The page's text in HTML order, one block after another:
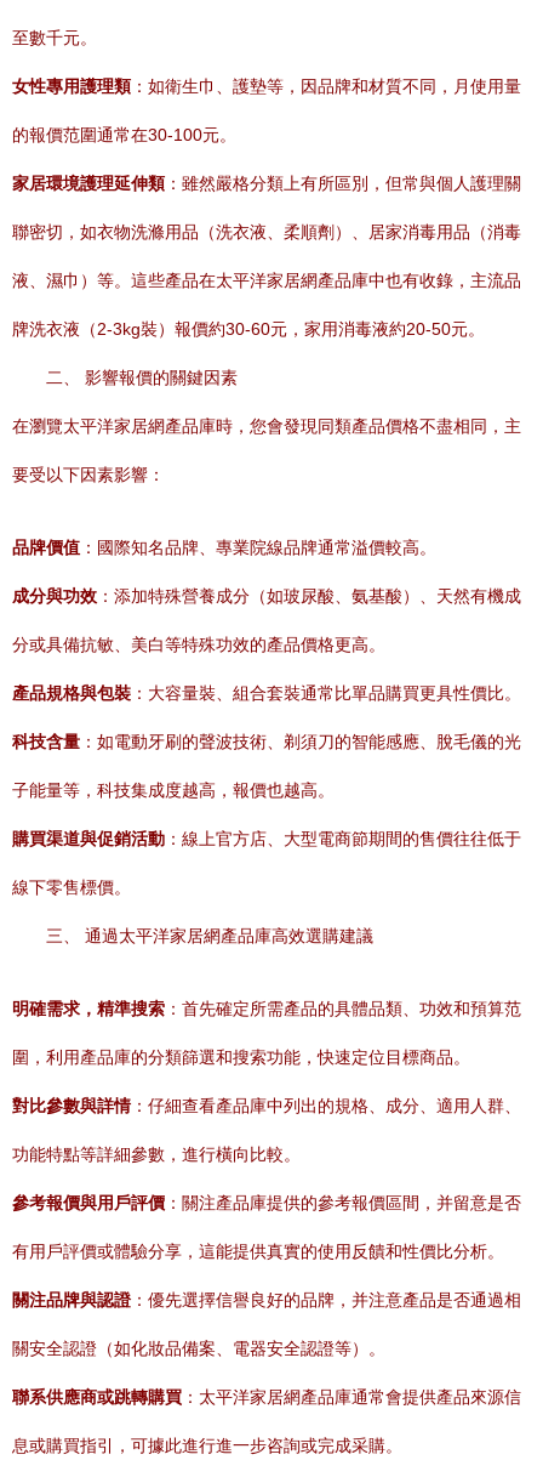
至數千元。
女性專用護理類 ：如衛生巾、護墊等，因品牌和材質不同，月使用量
的報價范圍通常在30-100元。
家居環境護理延伸類 ：雖然嚴格分類上有所區別，但常與個人護理關
聯密切，如衣物洗滌用品（洗衣液、柔順劑）、居家消毒用品（消毒
液、濕巾）等。這些產品在太平洋家居網產品庫中也有收錄，主流品
牌洗衣液（2-3kg裝）報價約30-60元，家用消毒液約20-50元。
二、 影響報價的關鍵因素
在瀏覽太平洋家居網產品庫時，您會發現同類產品價格不盡相同，主
要受以下因素影響：
品牌價值 ：國際知名品牌、專業院線品牌通常溢價較高。
成分與功效 ：添加特殊營養成分（如玻尿酸、氨基酸）、天然有機成
分或具備抗敏、美白等特殊功效的產品價格更高。
產品規格與包裝 ：大容量裝、組合套裝通常比單品購買更具性價比。
科技含量 ：如電動牙刷的聲波技術、剃須刀的智能感應、脫毛儀的光
子能量等，科技集成度越高，報價也越高。
購買渠道與促銷活動 ：線上官方店、大型電商節期間的售價往往低于
線下零售標價。
三、 通過太平洋家居網產品庫高效選購建議
明確需求，精準搜索 ：首先確定所需產品的具體品類、功效和預算范
圍，利用產品庫的分類篩選和搜索功能，快速定位目標商品。
對比參數與詳情：仔細查看產品庫中列出的規格、成分、適用人群、
功能特點等詳細參數，進行橫向比較。
參考報價與用戶評價 ：關注產品庫提供的參考報價區間，并留意是否
有用戶評價或體驗分享，這能提供真實的使用反饋和性價比分析。
關注品牌與認證：優先選擇信譽良好的品牌，并注意產品是否通過相
關安全認證（如化妝品備案、電器安全認證等）。
聯系供應商或跳轉購買 ：太平洋家居網產品庫通常會提供產品來源信
息或購買指引，可據此進行進一步咨詢或完成采購。